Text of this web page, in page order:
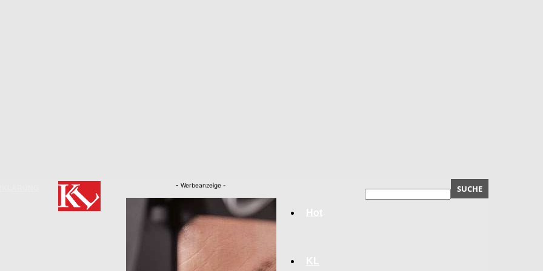
Kaiserslautern
- Werbeanzeige -